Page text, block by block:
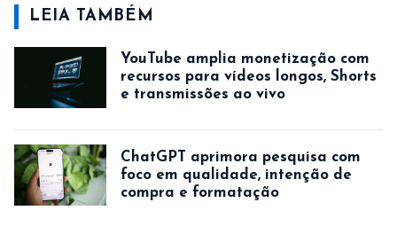
LEIA TAMBÉM
YouTube amplia monetização com
recursos para vídeos longos, Shorts
e transmissões ao vivo
ChatGPT aprimora pesquisa com
foco em qualidade, intenção de
compra e formatação